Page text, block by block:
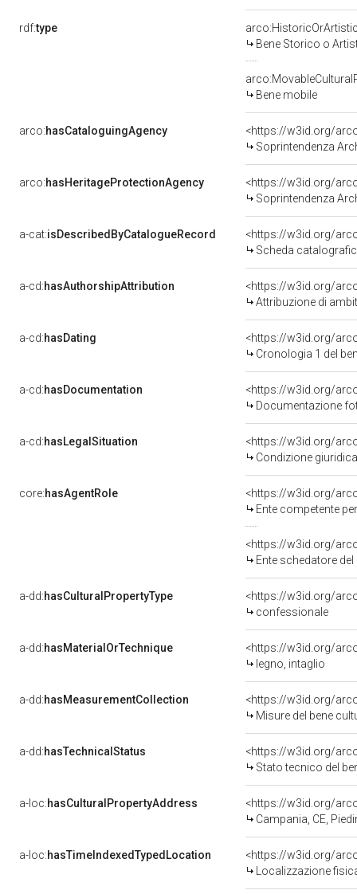
rdf:type
Bene Storico o
Bene mobile
arco:hasCataloguingAgency
<https://w3id.org/
Soprintendenza
arco:hasHeritageProtectionAgency
<https://w3id.org/
Soprintendenza
a-cat:isDescribedByCatalogueRecord
<https://w3id.org/
Scheda
a-cd:hasAuthorshipAttribution
<https://w3id.org/
Attribuzione di
a-cd:hasDating
<https://w3id.org/
Cronologia 1 del
a-cd:hasDocumentation
Documentazione
a-cd:hasLegalSituation
Condizione
core:hasAgentRole
<https://w3id.org/
Ente competente per tutela
<https://w3id.org/
Ente schedatore del
a-dd:hasCulturalPropertyType
<https://w3id.org/
confessionale
a-dd:hasMaterialOrTechnique
<https://w3id.org/
legno, intaglio
a-dd:hasMeasurementCollection
<https://w3id.org/
Misure del bene
a-dd:hasTechnicalStatus
<https://w3id.org/
Stato tecnico del
a-loc:hasCulturalPropertyAddress
<https://w3id.org/
Campania, CE,
a-loc:hasTimeIndexedTypedLocation
<https://w3id.org/
Localizzazione